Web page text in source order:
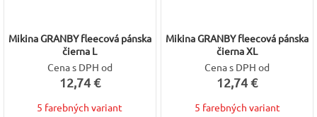
Mikina GRANBY fleecová pánska
čierna L
Cena s DPH od
12,74 €
5 farebných variant
Mikina GRANBY fleecová pánska
čierna XL
Cena s DPH od
12,74 €
5 farebných variant